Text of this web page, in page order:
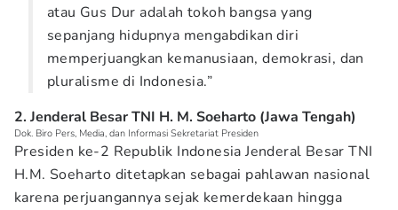
atau Gus Dur adalah tokoh bangsa yang
sepanjang hidupnya mengabdikan diri
memperjuangkan kemanusiaan, demokrasi, dan
pluralisme di Indonesia.”
2. Jenderal Besar TNI H. M. Soeharto (Jawa Tengah)
Dok. Biro Pers, Media, dan Informasi Sekretariat Presiden
Presiden ke-2 Republik Indonesia Jenderal Besar TNI
H.M. Soeharto ditetapkan sebagai pahlawan nasional
karena perjuangannya sejak kemerdekaan hingga